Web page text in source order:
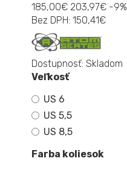
185,00€ 203,97€ -9%
Bez DPH: 150,41€
Dostupnosť: Skladom
Veľkosť
US 6
US 5,5
US 8,5
Farba koliesok